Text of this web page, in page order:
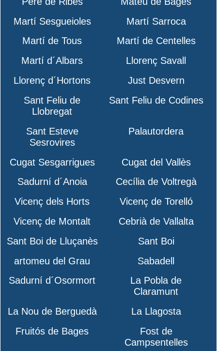
Martí Sesgueioles
Martí Sarroca
Martí de Tous
Martí de Centelles
Martí d´Albars
Llorenç Savall
Llorenç d´Hortons
Just Desvern
Sant Feliu de
Llobregat
Sant Feliu de Codines
Sant Esteve
Sesrovires
Palautordera
Cugat Sesgarrigues
Cugat del Vallès
Sadurní d´Anoia
Cecília de Voltregà
Vicenç dels Horts
Vicenç de Torelló
Vicenç de Montalt
Cebrià de Vallalta
Sant Boi de Lluçanès
Sant Boi
artomeu del Grau
Sabadell
Sadurní d´Osormort
La Pobla de
Claramunt
La Nou de Berguedà
La Llagosta
Fruitós de Bages
Fost de
Campsentelles